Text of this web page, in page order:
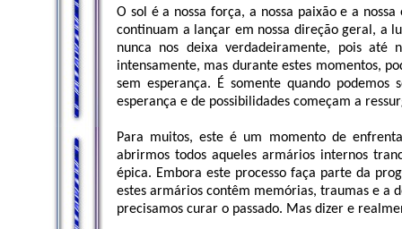
O sol é a nossa força, a nossa paixão e a
continuam a lançar em nossa direção geral, a
nunca nos deixa verdadeiramente, pois até
intensamente, mas durante estes momentos,
sem esperança. É somente quando
esperança e de possibilidades começam a
Para muitos, este é um momento de
abrirmos todos aqueles armários internos
épica. Embora este processo faça parte da
estes armários contêm memórias, traumas e a
precisamos curar o passado. Mas dizer e